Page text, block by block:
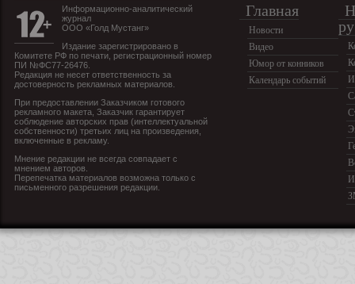
Информационно-аналитический
журнал
ООО «Голд Мустанг»
Издание зарегистрировано в
Комитете РФ по печати, регистрационный номер
ПИ №ФС77-26476.
Редакция не несет ответственность за
достоверность рекламных материалов.
При предоставлении Заказчиком готового
рекламного макета, Заказчик гарантирует
соблюдение авторских прав (интеллектуальной
собственности) третьих лиц на произведения,
включенные в рекламу.
Мнение редакции не всегда совпадает с
мнением авторов.
Перепечатка материалов возможна только с
письменного разрешения редакции.
Главная
Новости
Видео
Юмор от конников
Календарь событий